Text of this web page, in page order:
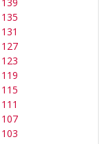
139
135
131
127
123
119
115
111
107
103